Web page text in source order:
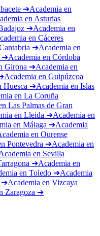
➔Academia en
enAsturias
➔Academia en
enCáceres
➔Academia en
➔Academia enCórdoba
Girona➔Academia en
Academia enGuipúzcoa
Huesca➔Academia enIslas
enLa Coruña
Las Palmas de Gran
enLleida➔Academia en
enMálaga➔Academia
enOurense
Pontevedra➔Academia en
enSevilla
➔Academia en
enToledo➔Academia
Academia enVizcaya
Zaragoza➔